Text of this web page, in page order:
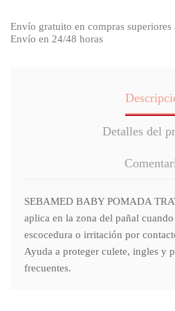
Envío gratuito en compras superiores
Envío en 24/48 horas
Detalles del
SEBAMED BABY POMADA
aplica en la zona del pañal
escocedura o irritación por
Ayuda a proteger culete, ingles y
frecuentes.